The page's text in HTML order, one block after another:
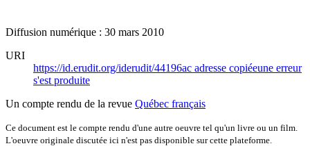
Diffusion numérique : 30 mars 2010
URI
https://id.erudit.org/iderudit/44196ac adresse copiéeune erreur
s'est produite
Un compte rendu de la revue Québec français
Ce document est le compte rendu d'une autre oeuvre tel qu'un livre ou un film.
L'oeuvre originale discutée ici n'est pas disponible sur cette plateforme.